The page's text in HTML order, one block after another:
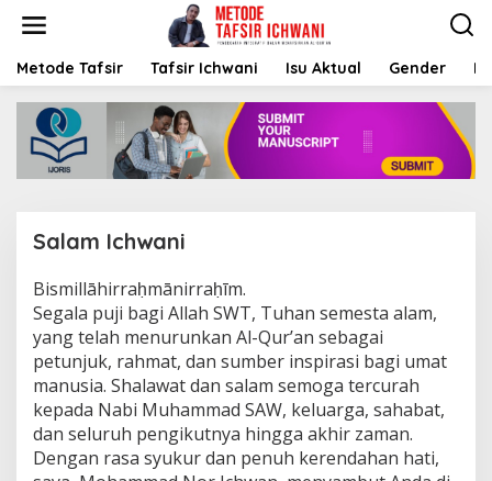
t
Metode Tafsir Tafsir Ichwani Isu Aktual Gender
Salam Ichwani
A
U
G
U
S
T
2
,
2
0
Bismillāhirraḥmānirraḥīm.
Segala puji bagi Allah SWT, Tuhan semesta alam,
yang telah menurunkan Al-Qur’an sebagai
petunjuk, rahmat, dan sumber inspirasi bagi umat
manusia. Shalawat dan salam semoga tercurah
kepada Nabi Muhammad SAW, keluarga, sahabat,
dan seluruh pengikutnya hingga akhir zaman.
Dengan rasa syukur dan penuh kerendahan hati,